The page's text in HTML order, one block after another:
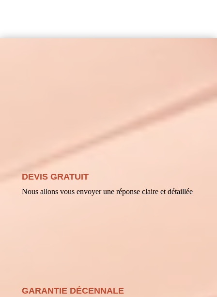
DEVIS GRATUIT
Nous allons vous envoyer une réponse claire et détaillée
GARANTIE DÉCENNALE